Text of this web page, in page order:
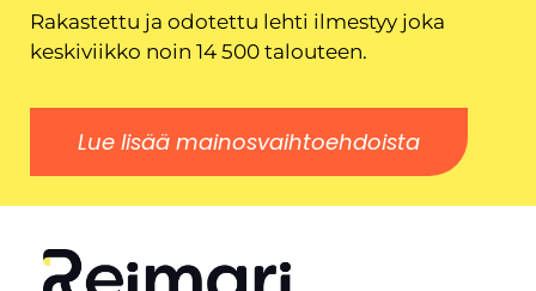
Rakastettu ja odotettu lehti ilmestyy joka
keskiviikko noin 14 500 talouteen.
Lue lisää mainosvaihtoehdoista